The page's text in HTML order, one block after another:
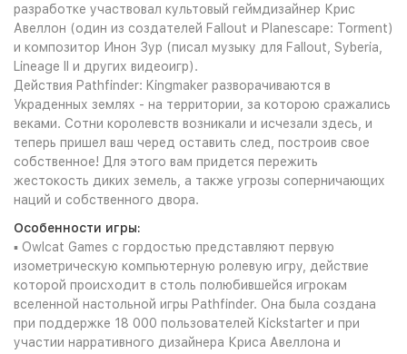
разработке участвовал культовый геймдизайнер Крис
Авеллон (один из создателей Fallout и Planescape: Torment)
и композитор Инон Зур (писал музыку для Fallout, Syberia,
Lineage II и других видеоигр).
Действия Pathfinder: Kingmaker разворачиваются в
Украденных землях - на территории, за которою сражались
веками. Сотни королевств возникали и исчезали здесь, и
теперь пришел ваш черед оставить след, построив свое
собственное! Для этого вам придется пережить
жестокость диких земель, а также угрозы соперничающих
наций и собственного двора.
Особенности игры:
▪ Owlcat Games с гордостью представляют первую
изометрическую компьютерную ролевую игру, действие
которой происходит в столь полюбившейся игрокам
вселенной настольной игры Pathfinder. Она была создана
при поддержке 18 000 пользователей Kickstarter и при
участии нарративного дизайнера Криса Авеллона и